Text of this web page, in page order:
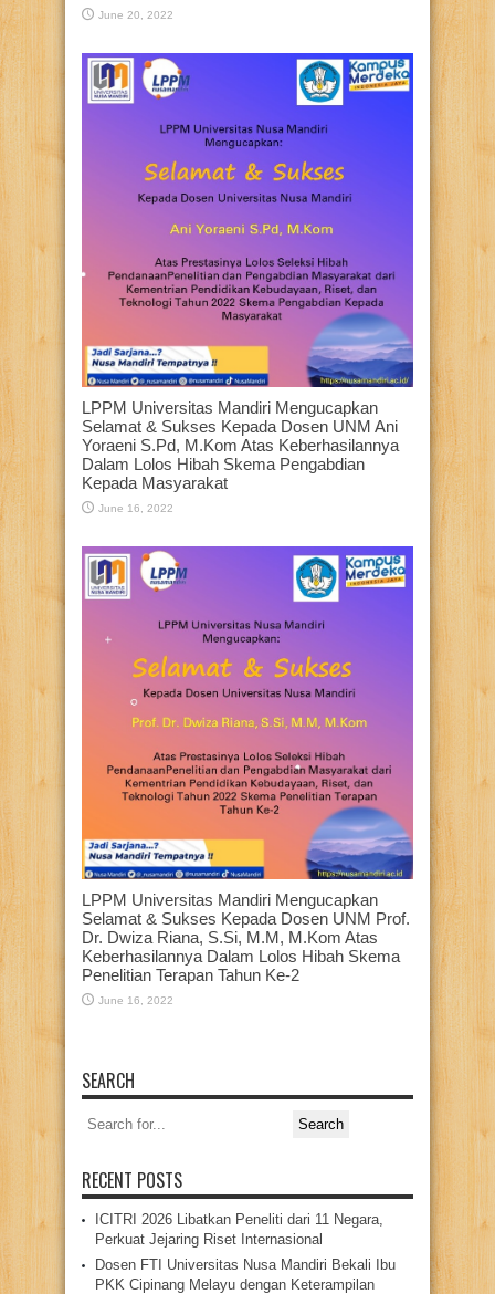
June 20, 2022
LPPM Universitas Mandiri Mengucapkan
Selamat & Sukses Kepada Dosen UNM Ani
Yoraeni S.Pd, M.Kom Atas Keberhasilannya
Dalam Lolos Hibah Skema Pengabdian
Kepada Masyarakat
June 16, 2022
LPPM Universitas Mandiri Mengucapkan
Selamat & Sukses Kepada Dosen UNM Prof.
Dr. Dwiza Riana, S.Si, M.M, M.Kom Atas
Keberhasilannya Dalam Lolos Hibah Skema
Penelitian Terapan Tahun Ke-2
June 16, 2022
SEARCH
Search
for:
RECENT POSTS
ICITRI 2026 Libatkan Peneliti dari 11 Negara,
Perkuat Jejaring Riset Internasional
Dosen FTI Universitas Nusa Mandiri Bekali Ibu
PKK Cipinang Melayu dengan Keterampilan